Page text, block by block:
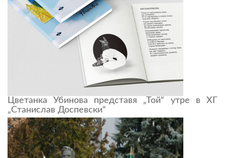
Цветанка Убинова представя „Той“ утре в ХГ
„Станислав Доспевски“